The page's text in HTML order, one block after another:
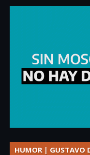
HUMOR | GUSTAVO